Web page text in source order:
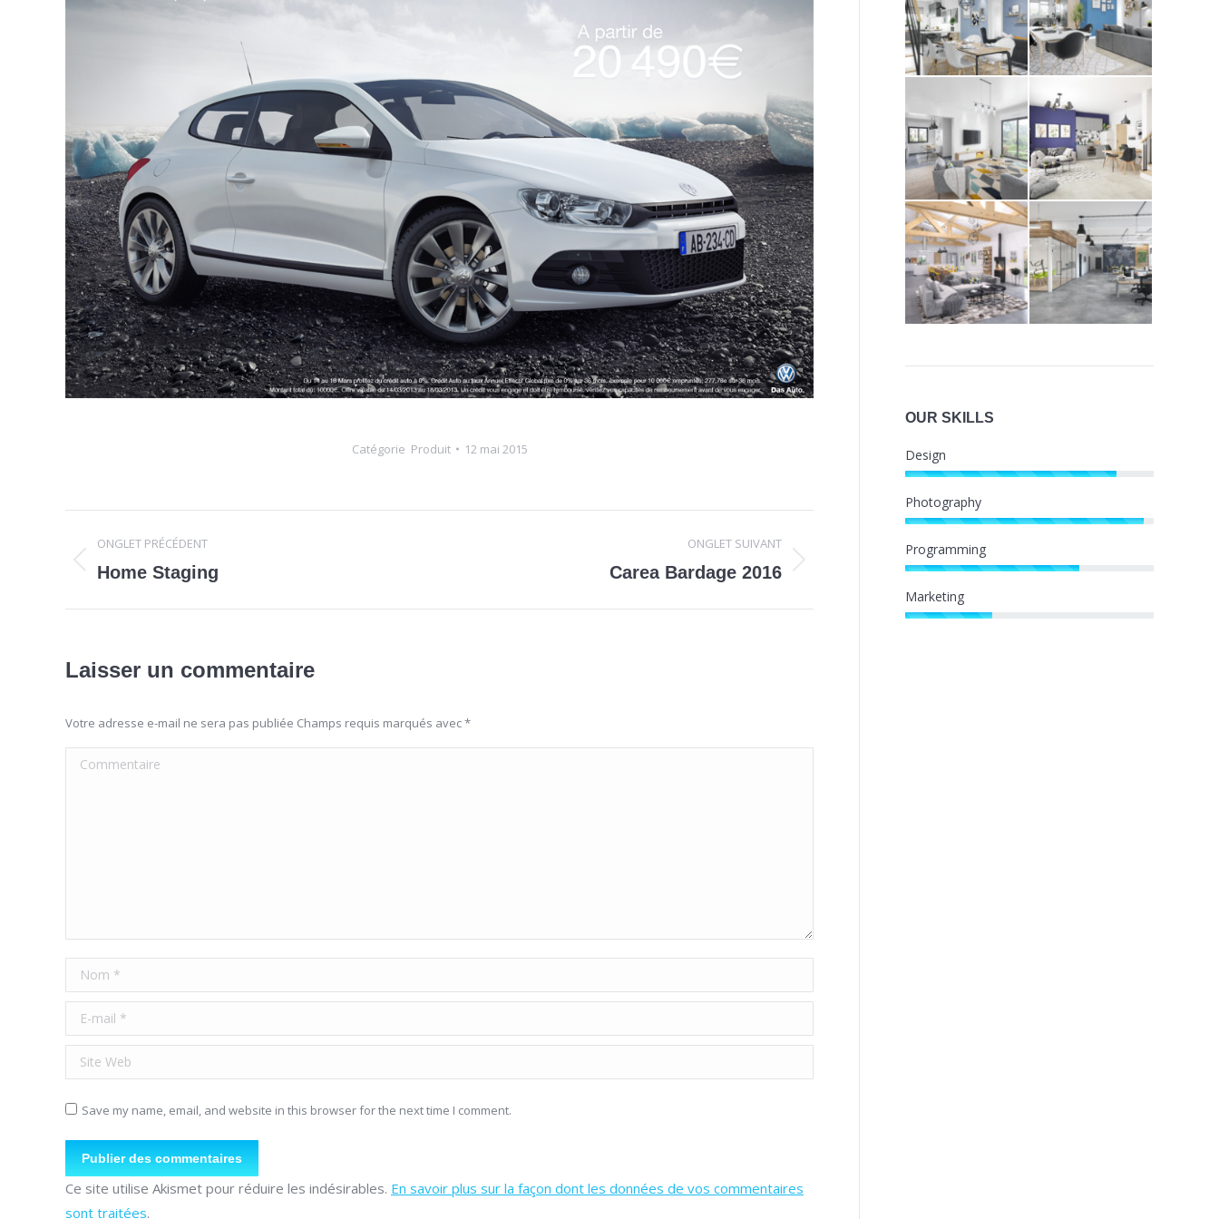
Catégorie Produit 12 mai 2015
Navigation
de
commentaire
ONGLET PRÉCÉDENT
Onglet
Home Staging
ONGLET SUIVANT
Carea Bardage 2016
Laisser un commentaire
Votre adresse e-mail ne sera pas publiée Champs requis marqués avec*
Commentaire
Nom *
E-mail *
Site Web
Save my name, email, and website in this browser for the next time I comment.
Publier des commentaires
Ce site utilise Akismet pour réduire les indésirables. En savoir plus sur la façon dont les données de vos commentaires
sont traitées.
OUR SKILLS
Design
Photography
Programming
Marketing